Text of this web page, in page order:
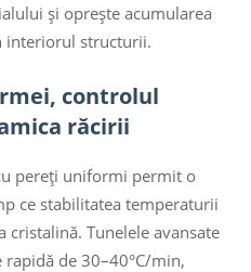
și oprește acumularea
interiorul structurii.
controlul
răcirii
pereți uniformi permit o
ce stabilitatea temperaturii
cristalină. Tunelele avansate
de 30–40°C/min,